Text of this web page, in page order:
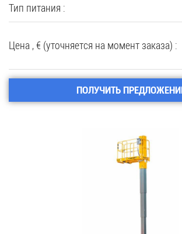
Тип питания :
Цена , € (уточняется на момент заказа) :
ПОЛУЧИТЬ